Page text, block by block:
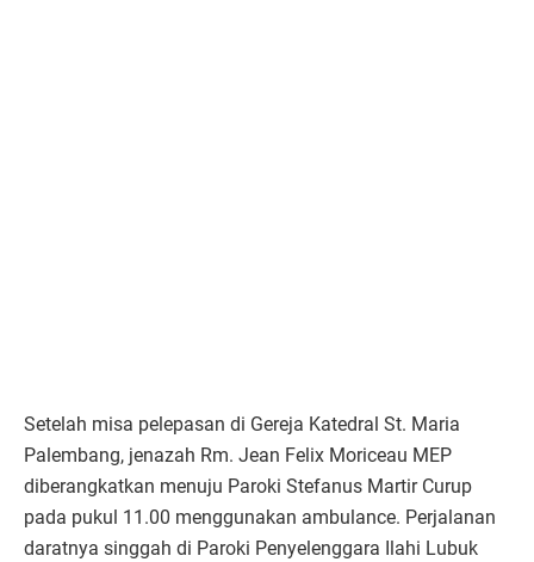
Setelah misa pelepasan di Gereja Katedral St. Maria
Palembang, jenazah Rm. Jean Felix Moriceau MEP
diberangkatkan menuju Paroki Stefanus Martir Curup
pada pukul 11.00 menggunakan ambulance. Perjalanan
daratnya singgah di Paroki Penyelenggara Ilahi Lubuk